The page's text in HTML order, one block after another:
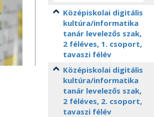
Középiskolai digitális
kultúra/informatika
tanár levelezős szak,
2 féléves, 1. csoport,
tavaszi félév
Középiskolai digitális
kultúra/informatika
tanár levelezős szak,
2 féléves, 2. csoport,
tavaszi félév